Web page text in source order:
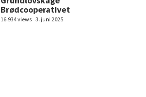
Brødcooperativet
16.934 views 3. juni 2025